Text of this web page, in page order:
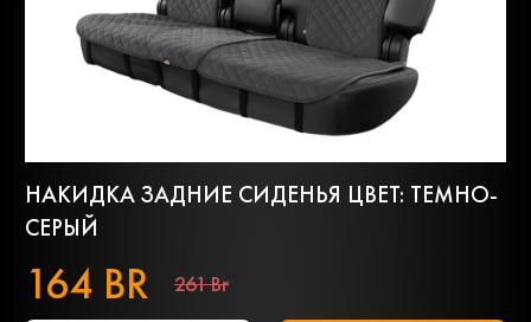
НАКИДКА ЗАДНИЕ СИДЕНЬЯ ЦВЕТ: ТЕМНО-
СЕРЫЙ
164 BR 261 Br